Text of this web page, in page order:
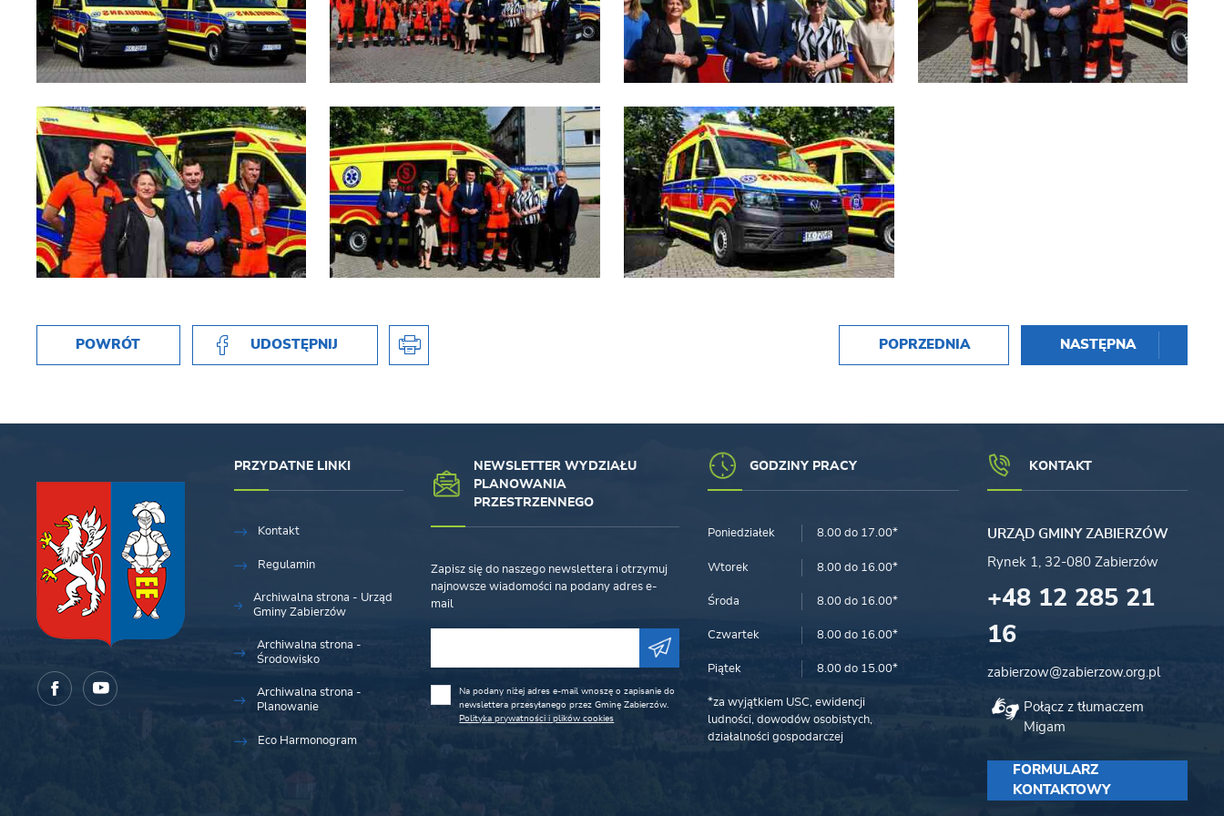
POWRÓT UDOSTĘPNIJ POPRZEDNIA NASTĘPNA
PRZYDATNE LINKI
Kontakt
Regulamin
Archiwalna strona - Urząd
Gminy Zabierzów
Archiwalna strona -
Środowisko
Archiwalna strona -
Planowanie
Eco Harmonogram
NEWSLETTER WYDZIAŁU
PLANOWANIA
PRZESTRZENNEGO
Zapisz się do naszego newslettera i otrzymuj
najnowsze wiadomości na podany adres e-
mail
Na podany niżej adres e-mail wnoszę o zapisanie do
newslettera przesyłanego przez Gminę Zabierzów.
Polityka prywatności i plików cookies
GODZINY PRACY
Poniedziałek 8.00 do 17.00*
Wtorek 8.00 do 16.00*
Środa 8.00 do 16.00*
Czwartek 8.00 do 16.00*
Piątek 8.00 do 15.00*
*za wyjątkiem USC, ewidencji
ludności, dowodów osobistych,
działalności gospodarczej
KONTAKT
URZĄD GMINY ZABIERZÓW
Rynek 1, 32-080 Zabierzów
+48 12 285 21
16
zabierzow@zabierzow.org.pl
Połącz z tłumaczem
Migam
FORMULARZ
KONTAKTOWY